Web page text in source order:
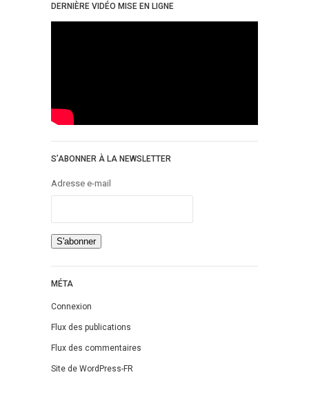
DERNIÈRE VIDÉO MISE EN LIGNE
S’ABONNER À LA NEWSLETTER
Adresse e-mail
MÉTA
Connexion
Flux des publications
Flux des commentaires
Site de WordPress-FR